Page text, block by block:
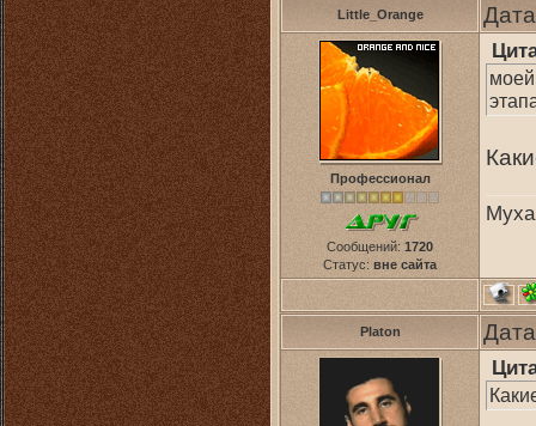
Little_Orange
Профессионал
Сообщений: 1720
Статус: вне сайта
Platon